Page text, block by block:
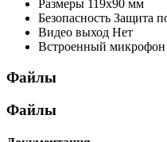
Размеры 119х90 мм
Безопасность Защита
Видео выход Нет
Встроенный микрофон
Файлы
Файлы